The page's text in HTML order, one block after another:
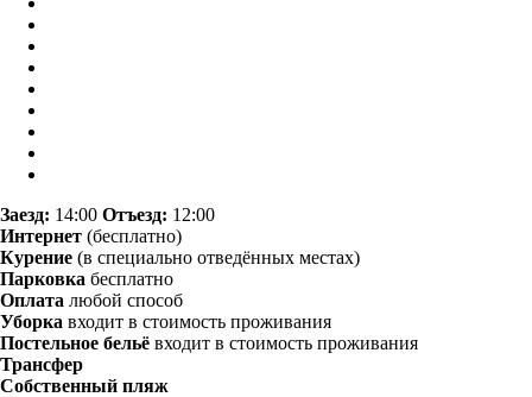
Заезд: 14:00 Отъезд: 12:00
Интернет (бесплатно)
Курение (в специально отведённых местах)
Парковка бесплатно
Оплата любой способ
Уборка входит в стоимость проживания
Постельное бельё входит в стоимость проживания
Трансфер
Собственный пляж